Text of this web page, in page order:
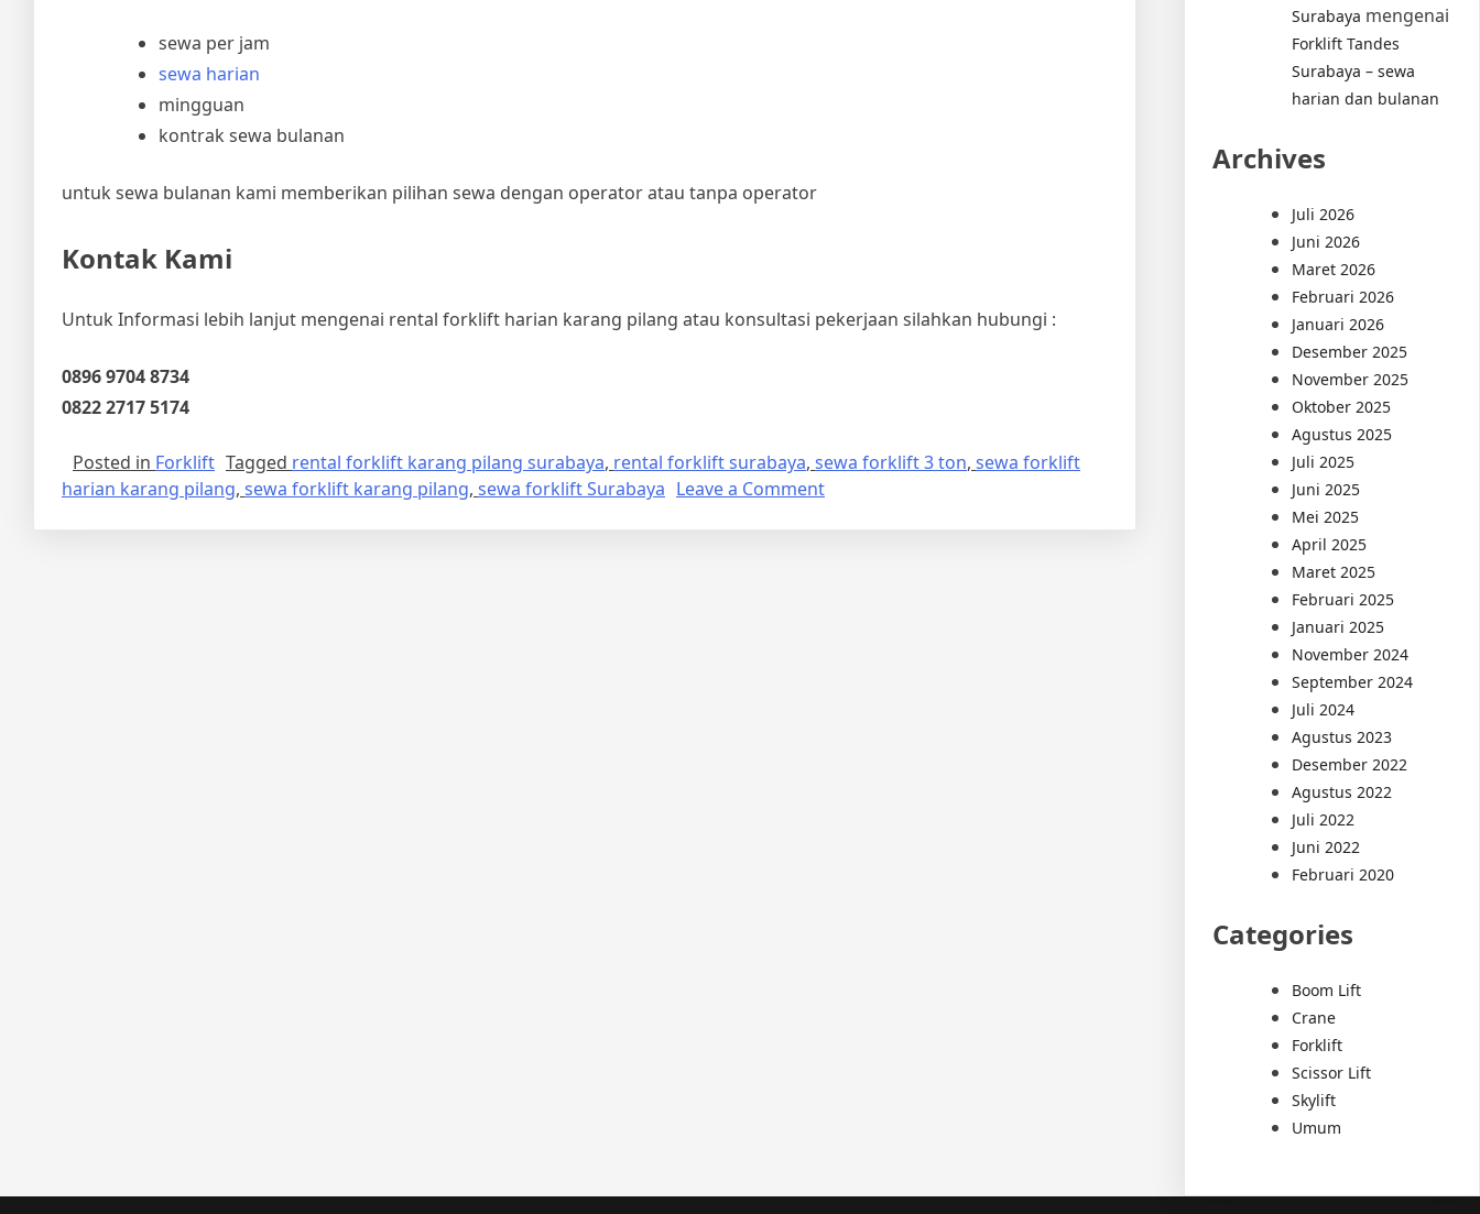
sewa per jam
sewa harian
mingguan
kontrak sewa bulanan
untuk sewa bulanan kami memberikan pilihan sewa dengan operator atau tanpa operator
Kontak Kami
Untuk Informasi lebih lanjut mengenai rental forklift harian karang pilang atau konsultasi pekerjaan silahkan hubungi :
0896 9704 8734
0822 2717 5174
Posted in Forklift Tagged rental forklift karang pilang surabaya, rental forklift surabaya, sewa forklift 3 ton, sewa forklift
harian karang pilang, sewa forklift karang pilang, sewa forklift Surabaya Leave a Commenton
Surabaya mengenai
Forklift Tandes
Surabaya – sewa
harian dan bulanan
Archives
Juli 2026
Juni 2026
Maret 2026
Februari 2026
Januari 2026
Desember 2025
November 2025
Oktober 2025
Agustus 2025
Juli 2025
Juni 2025
Mei 2025
April 2025
Maret 2025
Februari 2025
Januari 2025
November 2024
September 2024
Juli 2024
Agustus 2023
Desember 2022
Agustus 2022
Juli 2022
Juni 2022
Februari 2020
Categories
Boom Lift
Crane
Forklift
Scissor Lift
Skylift
Umum